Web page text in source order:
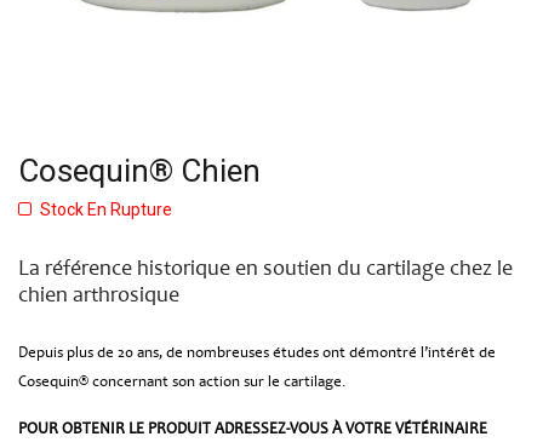
Cosequin® Chien
Stock En Rupture
La référence historique en soutien du cartilage chez le
chien arthrosique
Depuis plus de 20 ans, de nombreuses études ont démontré l’intérêt de
Cosequin® concernant son action sur le cartilage.
POUR OBTENIR LE PRODUIT ADRESSEZ-VOUS À VOTRE VÉTÉRINAIRE